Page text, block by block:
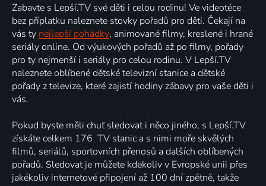
Zabavte s Lepší.TV své děti i celou rodinu! Ve videotéce
bez příplatku naleznete stovky pořadů pro děti. Čekají na
vás ty nejlepší pohádky, animované filmy, kreslené i hrané
seriály online. Od výukových pořadů až po filmy, pořady
pro ty nejmenší i seriály pro celou rodinu. V Lepší.TV
naleznete oblíbené dětské televizní stanice a dětské
pořady z televize, které zajistí hodiny zábavy pro vaše děti i
vás.
Pokud byste měli chuť sledovat i něco jiného, s Lepší.TV
získáte celkem 176 TV stanic a s nimi moře skvělých
filmů, seriálů, sportovních přenosů a dalších oblíbených
pořadů. Sledovat je můžete kdekoliv v Evropské unii přes
jakékoliv internetové připojení až 100 dní zpětně, takže